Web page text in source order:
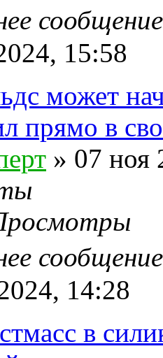
15:58
может
прямо в
» 07 ноя
14:28
в